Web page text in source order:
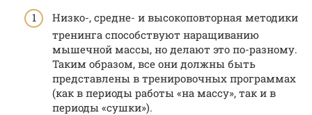
Низко-, средне- и высокоповторная методики
тренинга способствуют наращиванию
мышечной массы, но делают это по-разному.
Таким образом, все они должны быть
представлены в тренировочных программах
(как в периоды работы «на массу», так и в
периоды «сушки»).